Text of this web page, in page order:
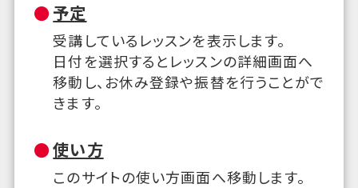
予定
受講しているレッスンを表示します。
日付を選択するとレッスンの詳細画面へ
移動し、お休み登録や振替を行うことがで
きます。
使い方
このサイトの使い方画面へ移動します。